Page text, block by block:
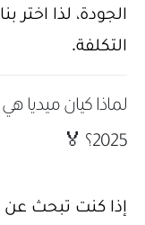
الجودة، لذا
التكلفة.
لماذا كيان ميديا هي
2025؟ 🏅
إذا كنت تبحث عن